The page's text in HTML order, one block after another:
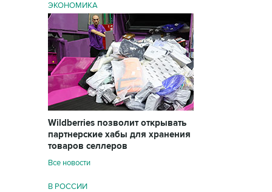
ЭКОНОМИКА
Wildberries позволит открывать
партнерские хабы для хранения
товаров селлеров
Все новости
В РОССИИ